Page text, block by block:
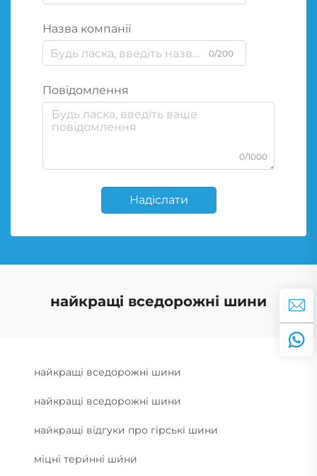
Назва компанії
0/200
Повідомлення
0/1000
Надіслати
найкращі вседорожні шини
найкращі вседорожні шини
найкращі вседорожні шини
найкращі відгуки про гірські шини
міцні тери́нні ши́ни